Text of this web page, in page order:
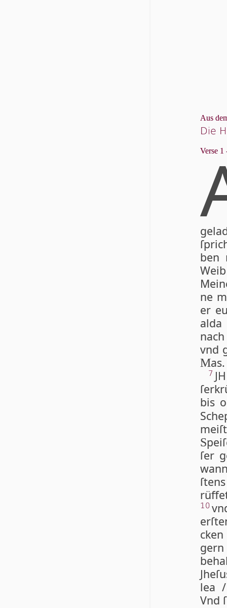
Aus
Die
Verse 1
ben
ne
er
al­da
vnd
Mas.
7
bis
S
ſer
10
lea
Vnd